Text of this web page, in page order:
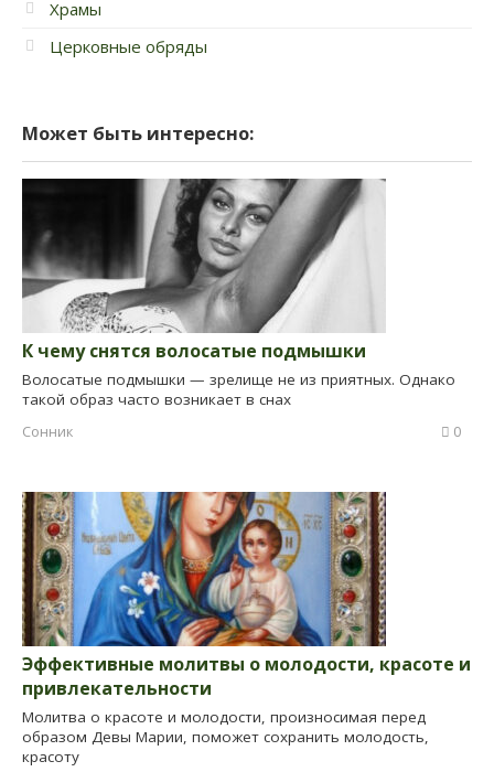
Храмы
Церковные обряды
Может быть интересно:
К чему снятся волосатые подмышки
Волосатые подмышки — зрелище не из приятных. Однако
такой образ часто возникает в снах
Сонник
0
Эффективные молитвы о молодости, красоте и
привлекательности
Молитва о красоте и молодости, произносимая перед
образом Девы Марии, поможет сохранить молодость,
красоту